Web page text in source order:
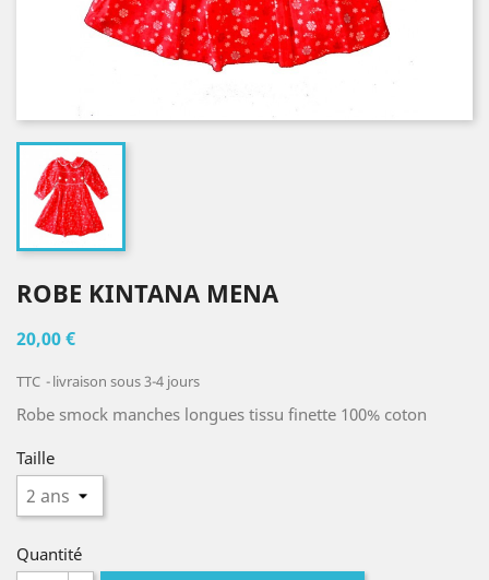
ROBE KINTANA MENA
20,00 €
TTC livraison sous 3-4 jours
Robe smock manches longues tissu finette 100% coton
Taille
Quantité